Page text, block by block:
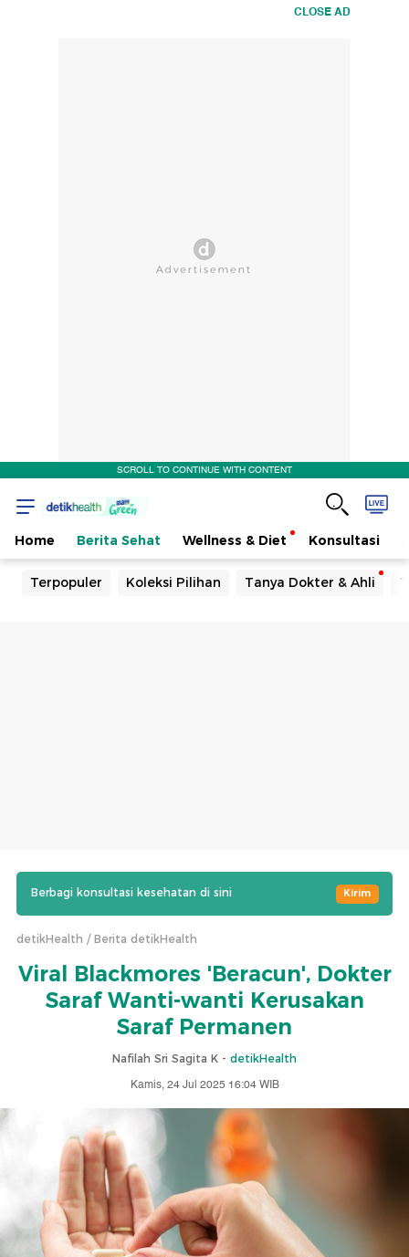
CLOSE AD
SCROLL TO CONTINUE WITH CONTENT
Home Berita Sehat Wellness & Diet Konsultasi
Terpopuler Koleksi Pilihan Tanya Dokter & Ahli
Berbagi konsultasi kesehatan di sini Kirim
detikHealth Berita detikHealth
Viral Blackmores 'Beracun', Dokter
Saraf Wanti-wanti Kerusakan
Saraf Permanen
Nafilah Sri Sagita K - detikHealth
Kamis, 24 Jul 2025 16:04 WIB